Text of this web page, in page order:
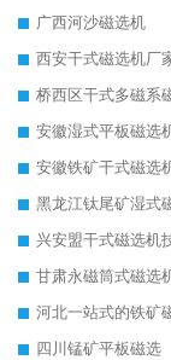
广西河沙磁选机
西安干式磁选机厂
桥西区干式多磁系
安徽铁矿干式磁选
黑龙江钛尾矿湿式
兴安盟干式磁选机
甘肃永磁筒式磁选
河北一站式的铁矿
四川锰矿平板磁选